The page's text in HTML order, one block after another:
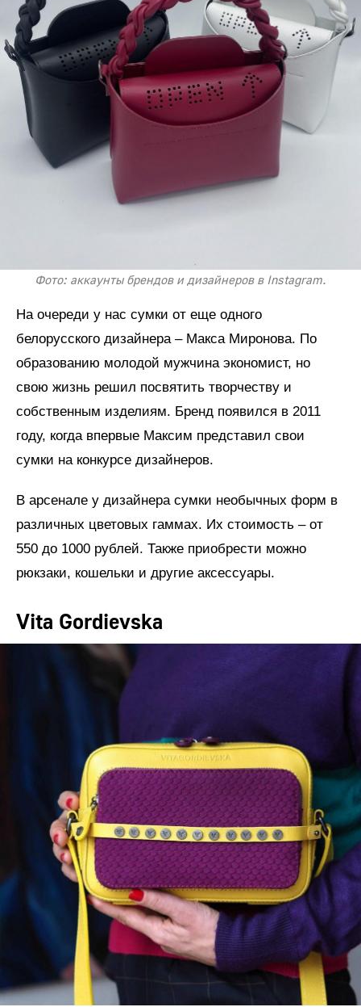
Фото: аккаунты брендов и дизайнеров в Instagram.
На очереди у нас сумки от еще одного
белорусского дизайнера – Макса Миронова. По
образованию молодой мужчина экономист, но
свою жизнь решил посвятить творчеству и
собственным изделиям. Бренд появился в 2011
году, когда впервые Максим представил свои
сумки на конкурсе дизайнеров.
В арсенале у дизайнера сумки необычных форм в
различных цветовых гаммах. Их стоимость – от
550 до 1000 рублей. Также приобрести можно
рюкзаки, кошельки и другие аксессуары.
Vita Gordievska